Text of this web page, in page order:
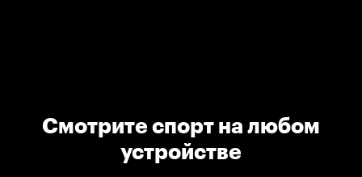
Смотрите спорт на любом
устройстве